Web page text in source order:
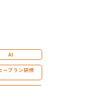
AI
ープラン研修